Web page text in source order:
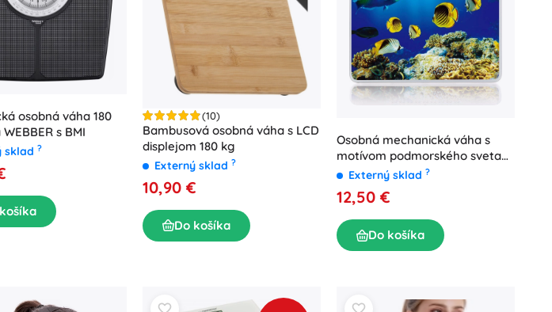
osobná váha 180
s BMI
sklad ?
(10)
Bambusová osobná váha s LCD
displejom 180 kg
Externý sklad ?
10,90 €
Do košíka
Osobná mechanická váha s
motívom podmorského sveta
130 kg
Externý sklad ?
12,50 €
Do košíka